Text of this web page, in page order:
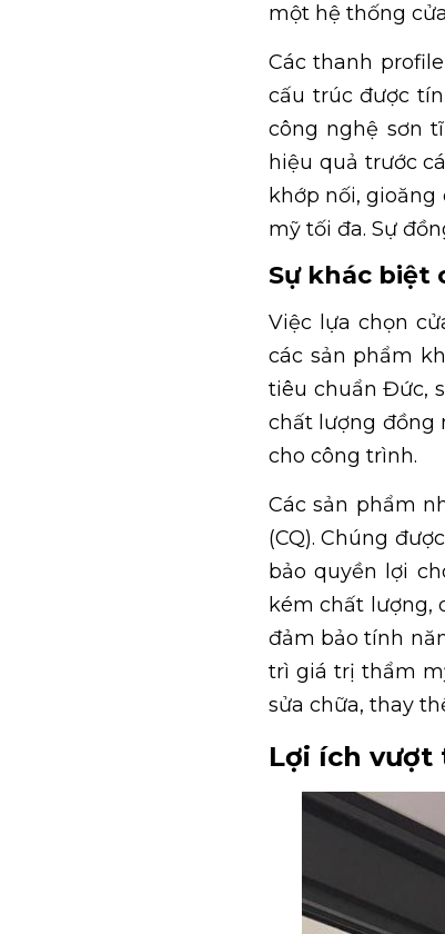
một hệ thống
Các thanh
cấu trúc được
công nghệ sơn
hiệu quả trước
khớp nối,
mỹ tối đa. Sự
Sự khác biệt
Việc lựa chọn
các sản phẩm
tiêu chuẩn Đức,
chất lượng đồng
cho công trình.
Các sản phẩm
(CQ). Chúng
bảo quyền lợi
kém chất lượng,
đảm bảo tính
trì giá trị thẩm
sửa chữa, thay
Lợi ích vượt